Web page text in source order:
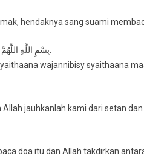
hendaknya sang suami
بِسْمِ اللَّهِ اللَّهُمَّ جَنِّبْنَا الشَّيْطَانَ وَجَنِّبِ الشَّيْطَانَ مَا رَزَقْتَنَا‏.
wajannibisy syaithaana
jauhkanlah kami dari setan
doa itu dan Allah takdirkan